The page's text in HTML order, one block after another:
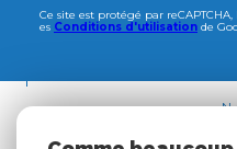
Ce site est protégé par reCAPTCHA,
es Conditions d'utilisation de